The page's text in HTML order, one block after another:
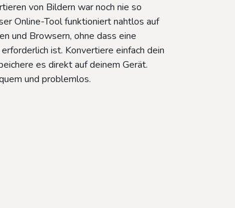
von Bildern war noch nie so
Online-Tool funktioniert nahtlos auf
und Browsern, ohne dass eine
ist. Konvertiere einfach dein
es direkt auf deinem Gerät.
und problemlos.